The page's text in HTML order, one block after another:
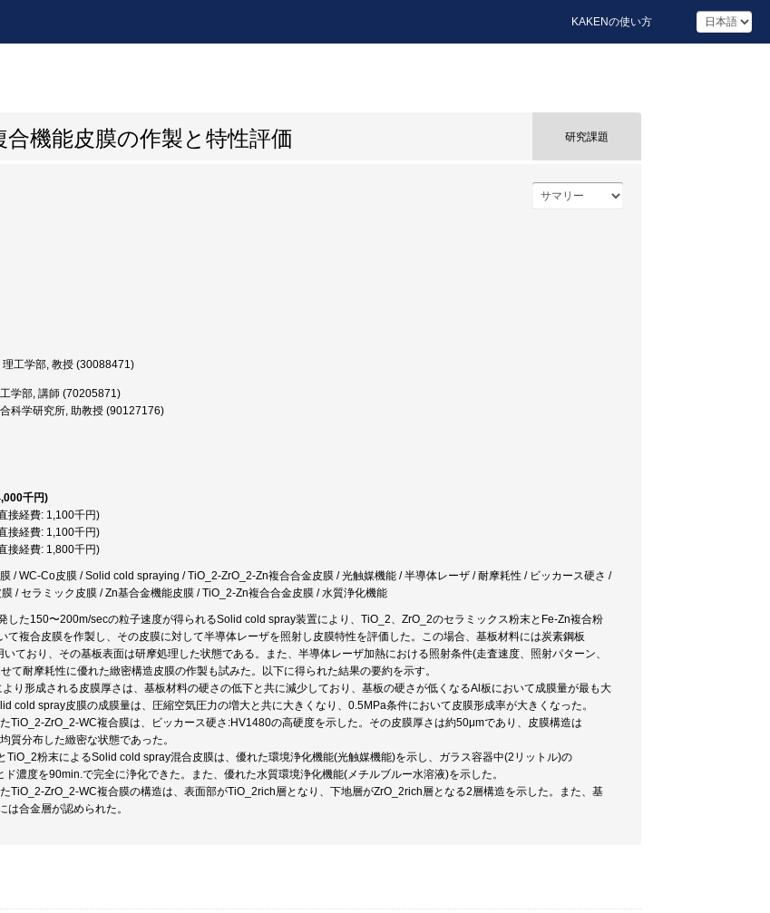
KAKENの使い方
機能皮膜の作製と特性評価 研究課題
理工学部, 教授 (30088471)
学部, 講師 (70205871)
科学研究所, 助教授 (90127176)
千円)
接経費: 1,100千円)
接経費: 1,100千円)
接経費: 1,800千円)
/ WC-Co皮膜 / Solid cold spraying / TiO_2-ZrO_2-Zn複合合金皮膜 / 光触媒機能 / 半導体レーザ / 耐摩耗性 / ビッカース硬さ /
/ セラミック皮膜 / Zn基合金機能皮膜 / TiO_2-Zn複合合金皮膜 / 水質浄化機能
した150〜200m/secの粒子速度が得られるSolid cold spray装置により、TiO_2、ZrO_2のセラミックス粉末とFe-Zn複合粉
て複合皮膜を作製し、その皮膜に対して半導体レーザを照射し皮膜特性を評価した。この場合、基板材料には炭素鋼板
ており、その基板表面は研摩処理した状態である。また、半導体レーザ加熱における照射条件(走査速度、照射パターン、
て耐摩耗性に優れた緻密構造皮膜の作製も試みた。以下に得られた結果の要約を示す。
り形成される皮膜厚さは、基板材料の硬さの低下と共に減少しており、基板の硬さが低くなるAl板において成膜量が最も大
cold spray皮膜の成膜量は、圧縮空気圧力の増大と共に大きくなり、0.5MPa条件において皮膜形成率が大きくなった。
TiO_2-ZrO_2-WC複合膜は、ビッカース硬さ:HV1480の高硬度を示した。その皮膜厚さは約50μmであり、皮膜構造は
質分布した緻密な状態であった。
TiO_2粉末によるSolid cold spray混合皮膜は、優れた環境浄化機能(光触媒機能)を示し、ガラス容器中(2リットル)の
濃度を90min.で完全に浄化できた。また、優れた水質環境浄化機能(メチルブルー水溶液)を示した。
TiO_2-ZrO_2-WC複合膜の構造は、表面部がTiO_2rich層となり、下地層がZrO_2rich層となる2層構造を示した。また、基
は合金層が認められた。